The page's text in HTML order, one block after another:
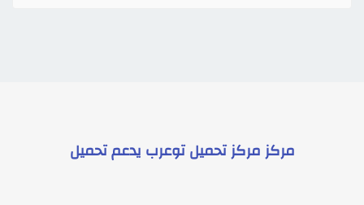
مركزمركز تحميل توعرب يدعمتحميل